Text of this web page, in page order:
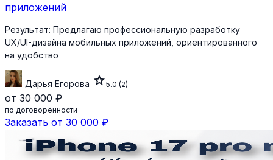
приложений
Результат: Предлагаю профессиональную разработку
UX/UI-дизайна мобильных приложений, ориентированного
на удобство
Дарья Егорова star5.0 (2)
от 30 000 ₽
по договорённости
Заказать от 30 000 ₽